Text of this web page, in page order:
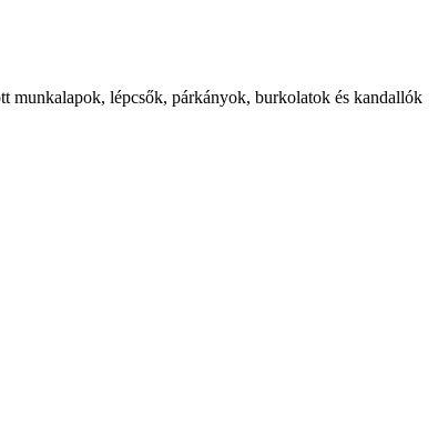
munkalapok, lépcsők, párkányok, burkolatok és kandallók